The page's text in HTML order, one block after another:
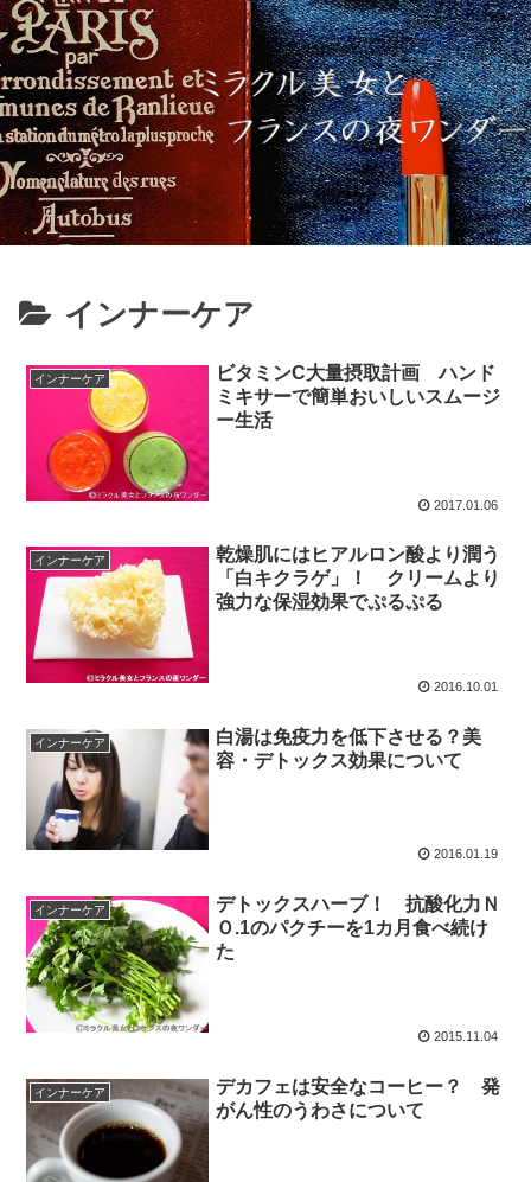
インナーケア
インナーケア
ビタミンC大量摂取計画 ハンド
ミキサーで簡単おいしいスムージ
ー生活
2017.01.06
インナーケア
乾燥肌にはヒアルロン酸より潤う
「白キクラゲ」！ クリームより
強力な保湿効果でぷるぷる
2016.10.01
インナーケア
白湯は免疫力を低下させる？美
容・デトックス効果について
2016.01.19
インナーケア
デトックスハーブ！ 抗酸化力Ｎ
Ｏ.1のパクチーを1カ月食べ続け
た
2015.11.04
インナーケア
デカフェは安全なコーヒー？ 発
がん性のうわさについて